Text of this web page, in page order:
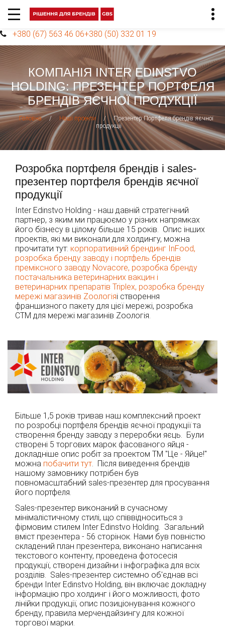
+380 (67) 563 46 06+380 (50) 332 01 19
КОМПАНІЯ INTER EDINSTVO
HOLDING: ПРЕЗЕНТЕР ПОРТФЕЛЯ
БРЕНДІВ ЯЄЧНОЇ ПРОДУКЦІЇ
Головна / Наші проекти /
Презентер Портфеля брендів яєчної
продукції
Розробка портфеля брендів і sales-
презентер портфеля брендів яєчної
продукції
Inter Edinstvo Holding - наш давній стратегічний
партнер, з яким ми працюємо у різних напрямках
його бізнесу в цілому більше 15 років. Опис інших
проектів, які ми виконали для холдингу, можна
прочитати тут: корпоративний брендинг InFood,
розробка бренду заводу і портфель брендів
преміксного заводу Novacore, розробка бренду
постачальника ветеринарних вакцин і
ветеринарних препаратів Triplex, розробка бренду
мережі магазинів Zooлогіяі створення
франшизного пакету для цієї мережі, розробка
СТМ для мережі магазинів Zooлогія.
Більше 1,5 років тривав наш комплексний проект
по розробці портфеля брендів яєчної продукції та
створення бренду заводу з переробки яєць. Були
створені 5 торгових марок фасованого яйця -
докладніше опис робіт за проектом ТМ "Це - Яйце!"
можна побачити тут. Після виведення брендів
нашому замовнику потрібен був
повномасштабний sales-презентер для просування
його портфеля.
Sales-презентер виконаний в сучасному
мінімалістичному стилі, що співвідноситься з
фірмовим стилем Inter Edinstvo Holding. Загальний
вміст презентера - 56 сторінок. Нами був повністю
складений план презентера, виконано написання
текстового контенту, проведена фотосесія
продукції, створені дизайни і інфографіка для всіх
розділів. Sales-презентер системно об'єднав всі
бренди Inter Edinstvo Holding, він включає докладну
інформацію про холдинг і його можливості, фото
лінійки продукції, опис позиціонування кожного
бренду, правила мерчендайзингу для кожної
торгової марки.